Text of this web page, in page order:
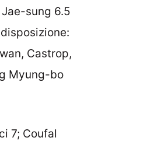
sung 6.5
Castrop,
Myung-bo
7; Coufal